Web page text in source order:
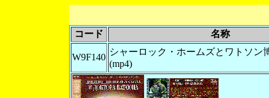
コード 名称
W9F140
シャーロック・ホームズとワトソン
(mp4)